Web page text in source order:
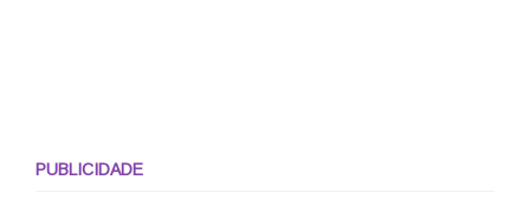
PUBLICIDADE